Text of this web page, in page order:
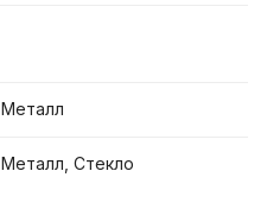
Металл
Металл, Стекло